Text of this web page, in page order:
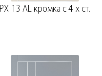
PX-13 AL кромка с 4-х ст.